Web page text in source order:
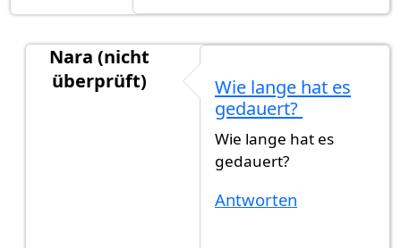
Nara (nicht
überprüft)
Ich habe am 11.09 .2019…von
Wie lange hat es
gedauert?
Wie lange hat es
gedauert?
Antworten